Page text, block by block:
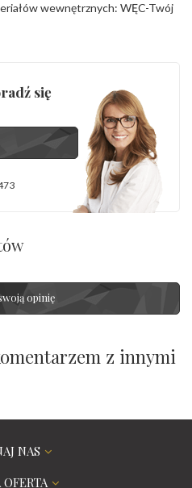
wewnętrznych: WĘC-Twój
się
opinię
z innymi
NAS